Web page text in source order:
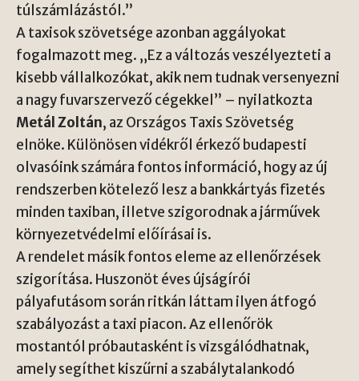
túlszámlázástól.”
A taxisok szövetsége azonban aggályokat
fogalmazott meg. „Ez a változás veszélyezteti a
kisebb vállalkozókat, akik nem tudnak versenyezni
a nagy fuvarszervező cégekkel” – nyilatkozta
Metál Zoltán, az Országos Taxis Szövetség
elnöke. Különösen vidékről érkező budapesti
olvasóink számára fontos információ, hogy az új
rendszerben kötelező lesz a bankkártyás fizetés
minden taxiban, illetve szigorodnak a járművek
környezetvédelmi előírásai is.
A rendelet másik fontos eleme az ellenőrzések
szigorítása. Huszonöt éves újságírói
pályafutásom során ritkán láttam ilyen átfogó
szabályozást a taxi piacon. Az ellenőrök
mostantól próbautasként is vizsgálódhatnak,
amely segíthet kiszűrni a szabálytalankodó